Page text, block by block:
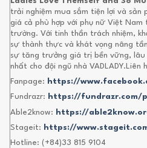
trải nghiệm mua sắm tiện lợi và sản
giá cả phù hợp với phụ nữ Việt
trường. Với tinh thần trách nhiệm,
sự thành thực và khát vọng nâng
sự tăng trưởng giá trị bền vững, lâu
nhất cho đội ngũ nhà VADLADY.Liên
Fanpage:
https://
Fundrazr:
https://fundrazr.com/
Able2know:
https://
Stageit:
https://
Hotline: (+84)33 815 9104